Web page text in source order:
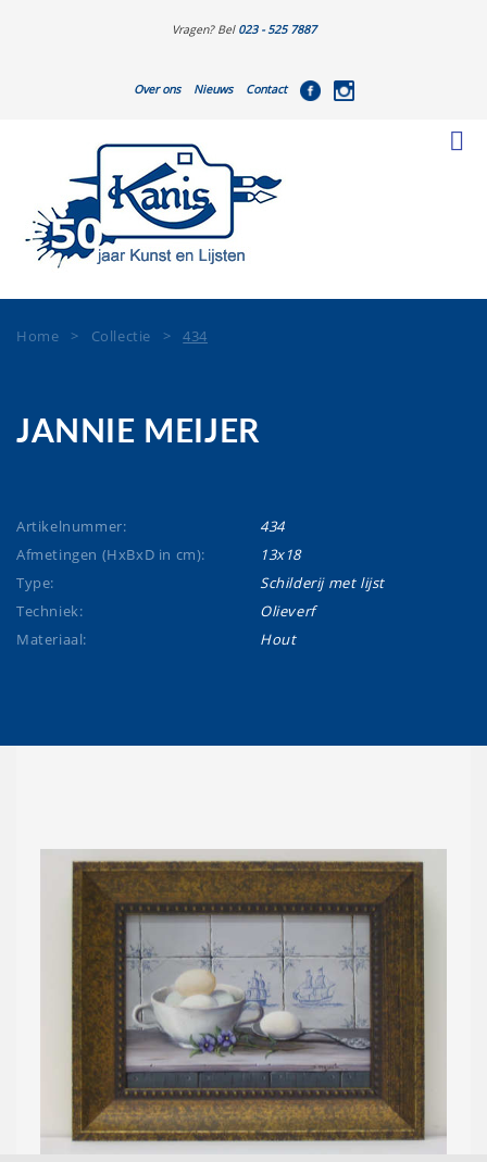
Vragen? Bel 023 - 525 7887
Over ons Nieuws Contact
Home > Collectie >434
JANNIE MEIJER
Artikelnummer:
434
Afmetingen (HxBxD in cm):
13x18
Type:
Schilderij met lijst
Techniek:
Olieverf
Materiaal:
Hout